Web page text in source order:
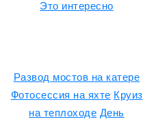
Это интересно
Развод мостов на катере
Фотосессия на яхте Круиз
на теплоходе День